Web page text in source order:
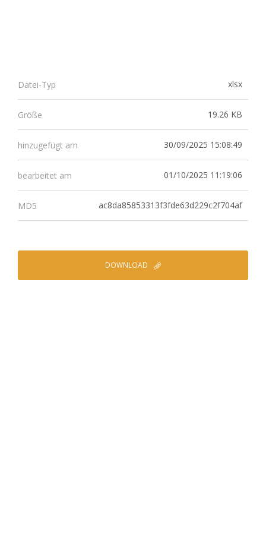
Datei-Typ xlsx
Größe 19.26 KB
hinzugefügt am 30/09/2025 15:08:49
bearbeitet am 01/10/2025 11:19:06
MD5 ac8da85853313f3fde63d229c2f704af
DOWNLOAD